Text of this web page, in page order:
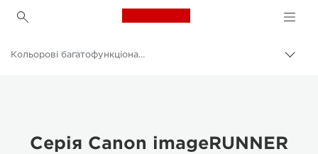
Canon Logo, back to
Продукти для бізнесу
Кольорові багатофункціональні принтери
Серія Canon imageRUNNER